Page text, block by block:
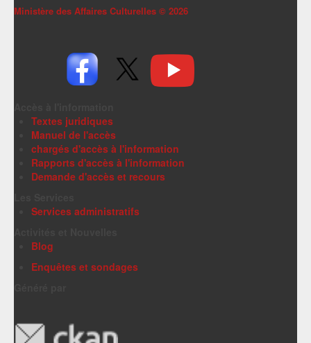
Ministère des Affaires Culturelles © 2026
Textes juridiques
Manuel de l'accès
chargés d'accès à l'information
Rapports d'accès à l'information
Demande d'accès et recours
Services administratifs
Blog
Enquêtes et sondages